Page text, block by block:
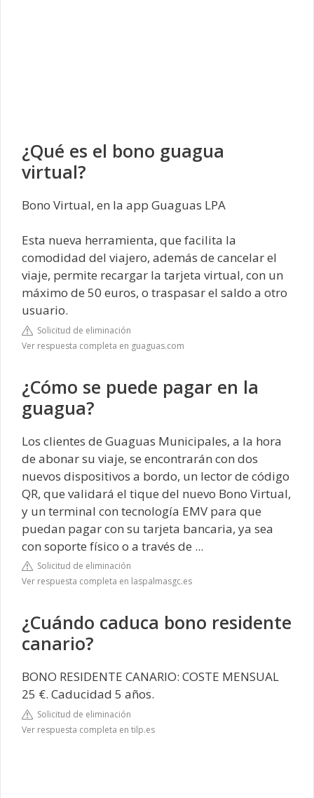
¿Qué es el bono guagua
virtual?
Bono Virtual, en la app Guaguas LPA
Esta nueva herramienta, que facilita la
comodidad del viajero, además de cancelar el
viaje, permite recargar la tarjeta virtual, con un
máximo de 50 euros, o traspasar el saldo a otro
usuario.
Solicitud de eliminación
Ver respuesta completa en guaguas.com
¿Cómo se puede pagar en la
guagua?
Los clientes de Guaguas Municipales, a la hora
de abonar su viaje, se encontrarán con dos
nuevos dispositivos a bordo, un lector de código
QR, que validará el tique del nuevo Bono Virtual,
y un terminal con tecnología EMV para que
puedan pagar con su tarjeta bancaria, ya sea
con soporte físico o a través de ...
Solicitud de eliminación
Ver respuesta completa en laspalmasgc.es
¿Cuándo caduca bono residente
canario?
BONO RESIDENTE CANARIO: COSTE MENSUAL
25 €. Caducidad 5 años.
Solicitud de eliminación
Ver respuesta completa en tilp.es